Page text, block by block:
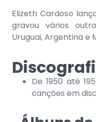
Elizeth Cardoso
gravou vários
Uruguai, Argentina e
De 1950 até
canções em